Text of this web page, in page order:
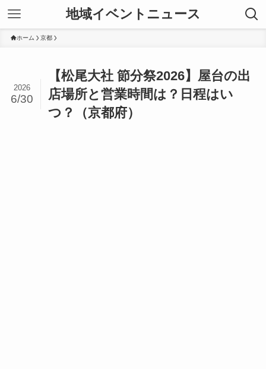
地域イベントニュース
ホーム 京都
【松尾大社 節分祭2026】屋台の出
店場所と営業時間は？日程はい
つ？（京都府）
2026
6/30